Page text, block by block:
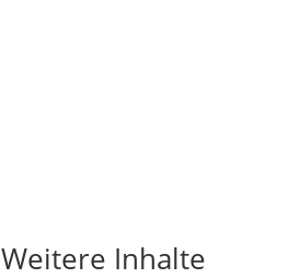
Weitere Inhalte